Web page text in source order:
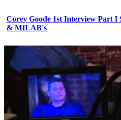
Corey Goode 1st Interview Part I
& MILAB's